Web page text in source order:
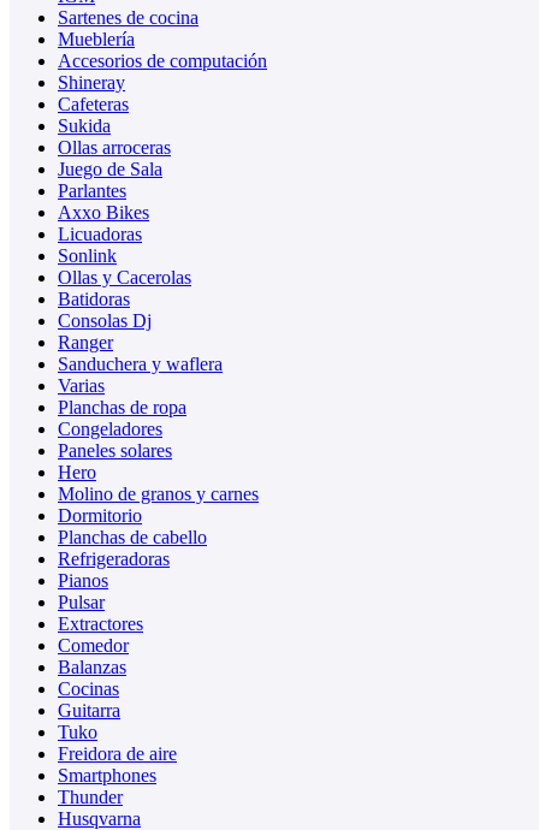
Sartenes de cocina
Mueblería
Accesorios de computación
Shineray
Cafeteras
Sukida
Ollas arroceras
Juego de Sala
Parlantes
Axxo Bikes
Licuadoras
Sonlink
Ollas y Cacerolas
Batidoras
Consolas Dj
Ranger
Sanduchera y waflera
Varias
Planchas de ropa
Congeladores
Paneles solares
Hero
Molino de granos y carnes
Dormitorio
Planchas de cabello
Refrigeradoras
Pianos
Pulsar
Extractores
Comedor
Balanzas
Cocinas
Guitarra
Tuko
Freidora de aire
Smartphones
Thunder
Husqvarna